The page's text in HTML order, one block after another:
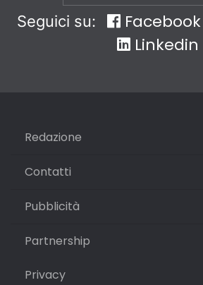
Seguici su: Facebook
Linkedin
Redazione
Contatti
Pubblicità
Partnership
Privacy